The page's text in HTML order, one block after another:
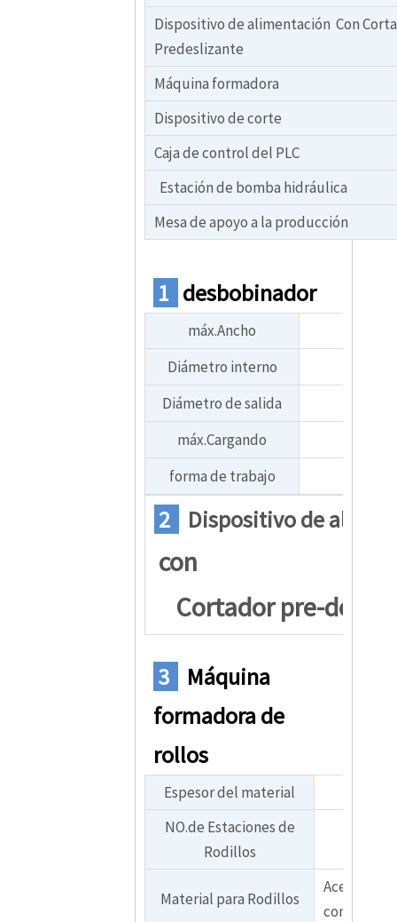
Dispositivo de alimentación Con
Predeslizante
Máquina formadora
Dispositivo de corte
Caja de control del PLC
Estación de bomba hidráulica
Mesa de apoyo a la producción
1 desbobinador
máx.Ancho
Diámetro interno
Diámetro de salida
máx.Cargando
forma de trabajo
2 Dispositivo de
con
Cortador pre-
3
Máquina
formadora de
rollos
Espesor del material
NO.de Estaciones de
Rodillos
Material para Rodillos
Acero 45#
con cromo